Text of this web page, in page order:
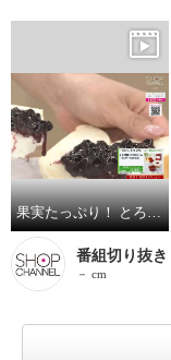
果実たっぷり！ とろりなめらか食感の ブルーベリージャム （プレザーブスタイル）
番組切り抜き
－ cm